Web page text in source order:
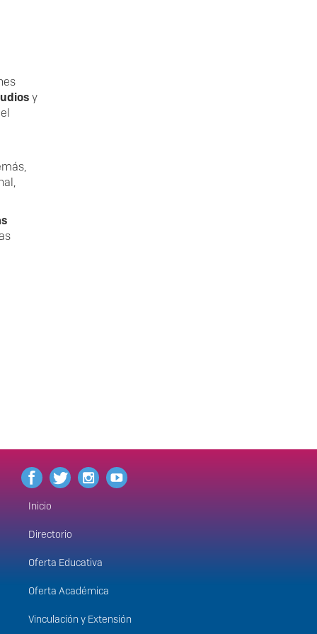
y
Menú
principal
Inicio
Directorio
Oferta Educativa
Oferta Académica
Vinculación y Extensión